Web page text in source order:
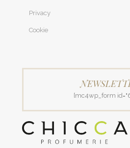
Privacy
Cookie
[mc4wp_form